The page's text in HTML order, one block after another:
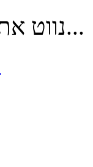
נווט את האניה שלך דרך...